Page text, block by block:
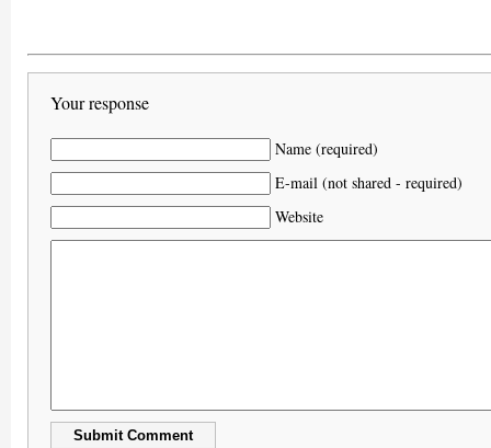
Your response
Name (required)
E-mail (not shared - required)
Website